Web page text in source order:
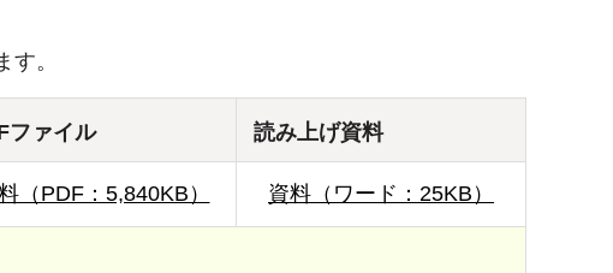
。
ファイル 読み上げ資料
（PDF：5,840KB） 資料（ワード：25KB）